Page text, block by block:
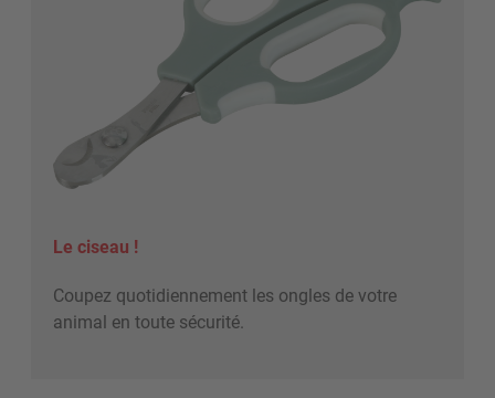
Le ciseau !
Coupez quotidiennement les ongles de votre
animal en toute sécurité.